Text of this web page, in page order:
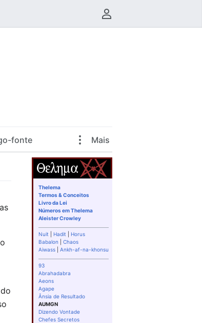
Menu do usuário
fonte Mais
Thelema
Termos & Conceitos
Livro da Lei
Números em Thelema
Aleister Crowley
Nuit Hadit
Horus
Babalon
Chaos
Aiwass| Ankh-af-na-khonsu
93
Abrahadabra
Aeons
Agape
Ânsia de Resultado
AUMGN
Dizendo Vontade
Chefes Secretos